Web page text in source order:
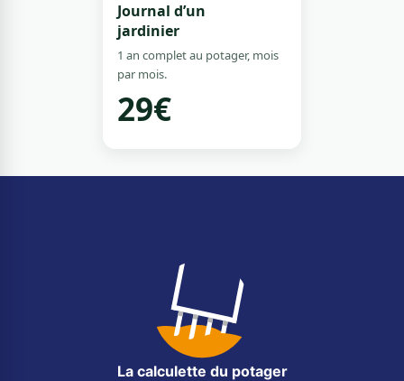
Journal d’un
jardinier
1 an complet au potager, mois
par mois.
29€
La calculette du potager